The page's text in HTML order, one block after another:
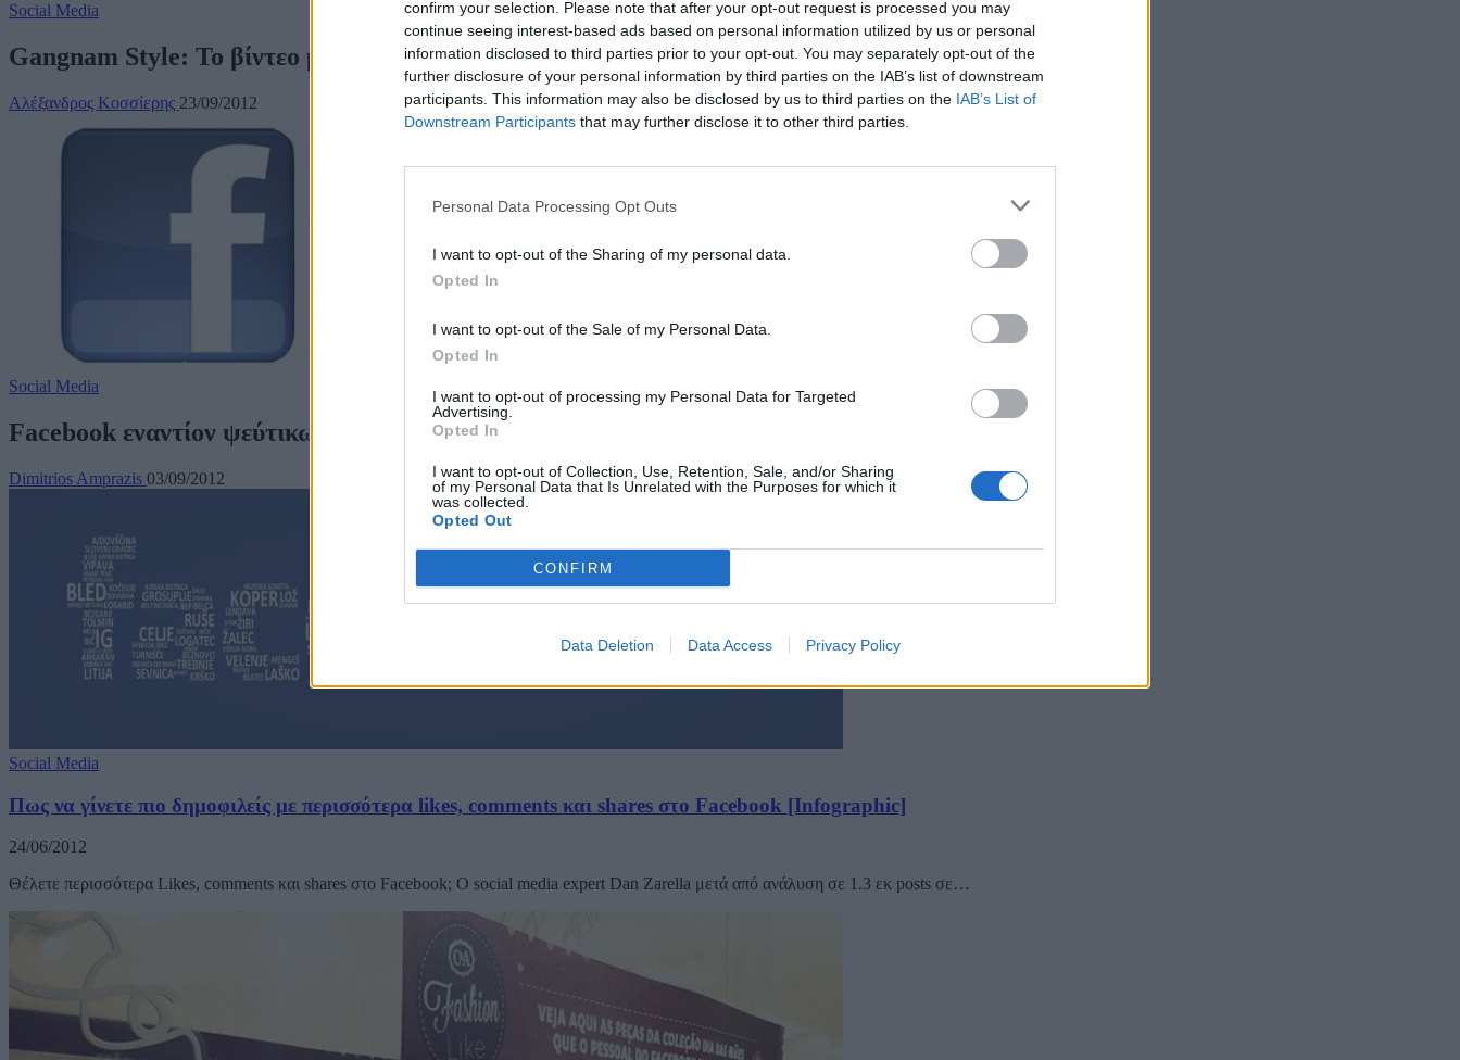
confirm your selection. Please note that after your opt-out request is processed you may
continue seeing interest-based ads based on personal information utilized by us or personal
information disclosed to third parties prior to your opt-out. You may separately opt-out of the
further disclosure of your personal information by third parties on the IAB’s list of downstream
participants. This information may also be disclosed by us to third parties on the IAB’s List of
Downstream Participants that may further disclose it to other third parties.
Personal Data Processing Opt Outs
I want to opt-out of the Sharing of my personal data.
Opted In
I want to opt-out of the Sale of my Personal Data.
Opted In
I want to opt-out of processing my Personal Data for Targeted
Advertising.
Opted In
I want to opt-out of Collection, Use, Retention, Sale, and/or Sharing
of my Personal Data that Is Unrelated with the Purposes for which it
was collected.
Opted Out
CONFIRM
Data Deletion Data Access Privacy Policy
Social Media
Gangnam Style: Το βίντεο με τα περισσότερα likes σε όλο το Youtube
Αλέξανδρος Κοσσίερης 23/09/2012
Social Media
Facebook εναντίον ψεύτικων Likes
Dimitrios Amprazis 03/09/2012
Social Media
Πως να γίνετε πιο δημοφιλείς με περισσότερα likes, comments και shares στο Facebook [Infographic]
24/06/2012
Θέλετε περισσότερα Likes, comments και shares στο Facebook; Ο social media expert Dan Zarella μετά από ανάλυση σε 1.3 εκ posts σε…